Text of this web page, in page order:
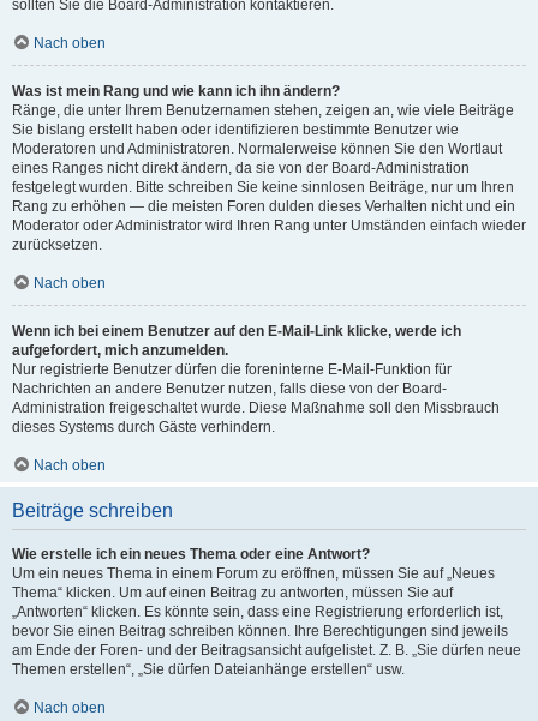
sollten Sie die Board-Administration kontaktieren.
Nach oben
Was ist mein Rang und wie kann ich ihn ändern?
Ränge, die unter Ihrem Benutzernamen stehen, zeigen an, wie viele Beiträge
Sie bislang erstellt haben oder identifizieren bestimmte Benutzer wie
Moderatoren und Administratoren. Normalerweise können Sie den Wortlaut
eines Ranges nicht direkt ändern, da sie von der Board-Administration
festgelegt wurden. Bitte schreiben Sie keine sinnlosen Beiträge, nur um Ihren
Rang zu erhöhen — die meisten Foren dulden dieses Verhalten nicht und ein
Moderator oder Administrator wird Ihren Rang unter Umständen einfach wieder
zurücksetzen.
Nach oben
Wenn ich bei einem Benutzer auf den E-Mail-Link klicke, werde ich
aufgefordert, mich anzumelden.
Nur registrierte Benutzer dürfen die foreninterne E-Mail-Funktion für
Nachrichten an andere Benutzer nutzen, falls diese von der Board-
Administration freigeschaltet wurde. Diese Maßnahme soll den Missbrauch
dieses Systems durch Gäste verhindern.
Nach oben
Beiträge schreiben
Wie erstelle ich ein neues Thema oder eine Antwort?
Um ein neues Thema in einem Forum zu eröffnen, müssen Sie auf „Neues
Thema“ klicken. Um auf einen Beitrag zu antworten, müssen Sie auf
„Antworten“ klicken. Es könnte sein, dass eine Registrierung erforderlich ist,
bevor Sie einen Beitrag schreiben können. Ihre Berechtigungen sind jeweils
am Ende der Foren- und der Beitragsansicht aufgelistet. Z. B. „Sie dürfen neue
Themen erstellen“, „Sie dürfen Dateianhänge erstellen“ usw.
Nach oben